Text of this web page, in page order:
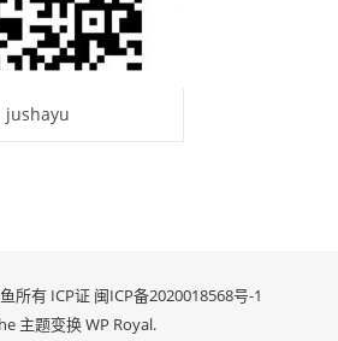
jushayu
所有 ICP证 闽ICP备2020018568号-1
主题变换WP Royal.